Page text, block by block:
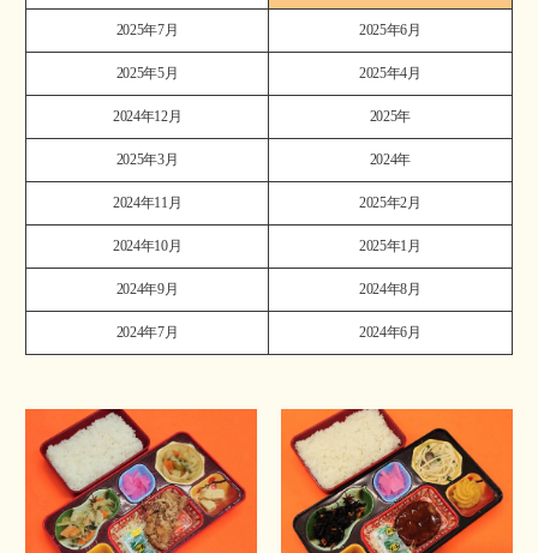
2025年7月 2025年6月
2025年5月 2025年4月
2024年12月 2025年
2025年3月 2024年
2024年11月 2025年2月
2024年10月 2025年1月
2024年9月 2024年8月
2024年7月 2024年6月